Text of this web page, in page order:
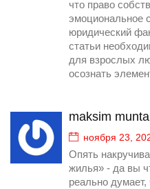
что право
эмоциональное
юридический
статьи
для взрослых
осознать
maksim
ноября 23,
Опять
жилья» - да вы
реально